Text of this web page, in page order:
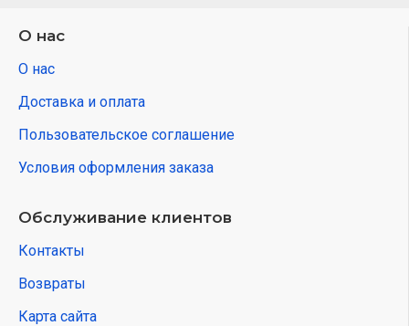
О нас
О нас
Доставка и оплата
Пользовательское соглашение
Условия оформления заказа
Обслуживание клиентов
Контакты
Возвраты
Карта сайта